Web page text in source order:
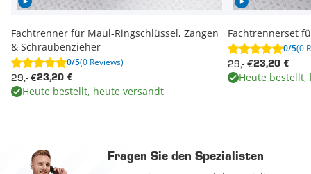
Fachtrenner für Maul-Ringschlüssel, Zangen
& Schraubenzieher
0/5(0 Reviews)
23,20 €
29,- €
Heute bestellt, heute versandt
Fachtrennerset
0/5(0
23,20 €
29,- €
Heute bestellt,
Fragen Sie den Spezialisten